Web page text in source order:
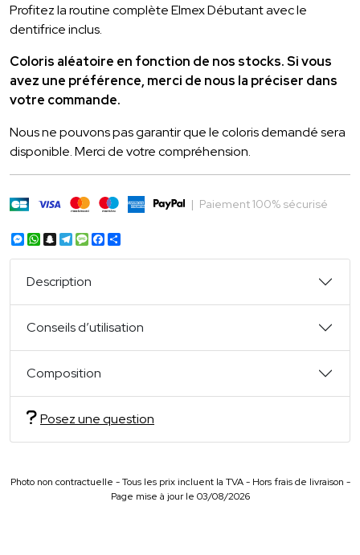
Profitez la routine complète Elmex Débutant avec le
dentifrice inclus.
Coloris aléatoire en fonction de nos stocks. Si vous
avez une préférence, merci de nous la préciser dans
votre commande.
Nous ne pouvons pas garantir que le coloris demandé sera
disponible. Merci de votre compréhension.
| Paiement 100% sécurisé
Messenger
WhatsApp
Snapchat
Telegram
Message
Facebook
Description
Conseils d’utilisation
Composition
Posez une question
Photo non contractuelle - Tous les prix incluent la TVA - Hors frais de livraison -
Page mise à jour le 03/08/2026